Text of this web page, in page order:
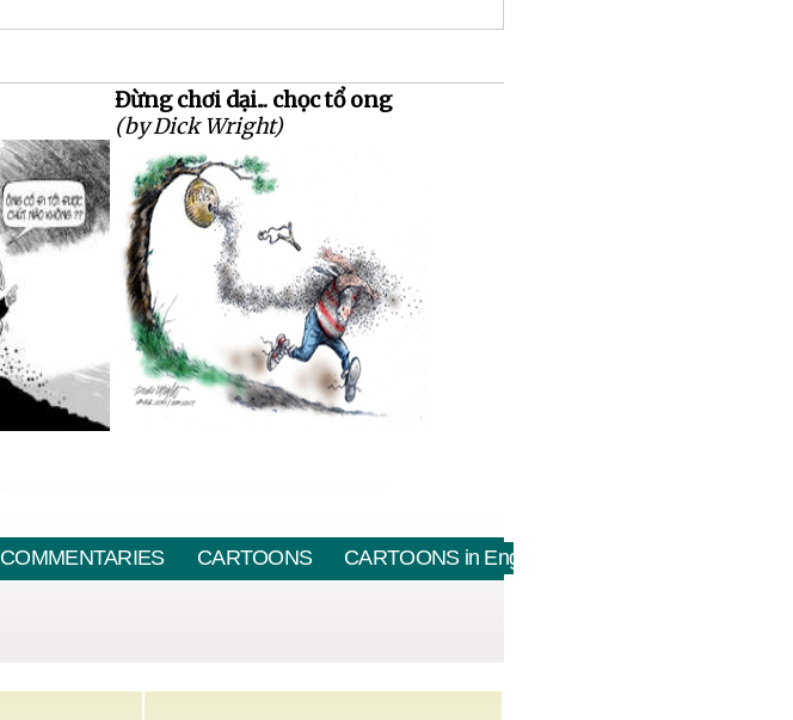
Đừng chơi dại... chọc tổ ong
(by Dick Wright)
COMMENTARIES CARTOONS CARTOONS in English